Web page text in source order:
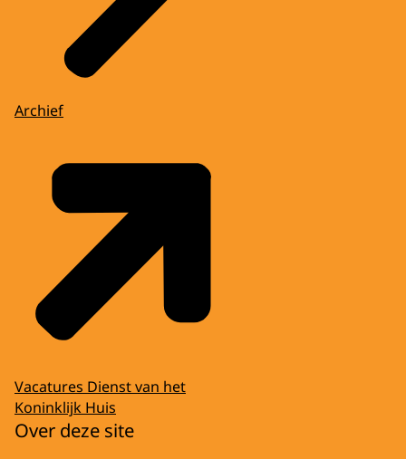
Archief
Vacatures Dienst van het
Koninklijk Huis
Over deze site